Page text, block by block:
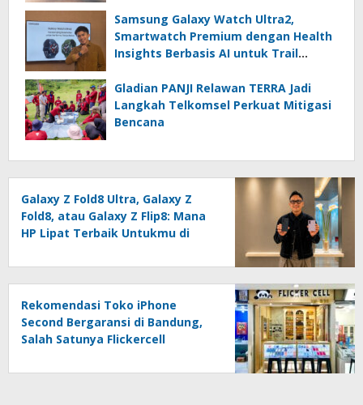
Samsung Galaxy Watch Ultra2,
Smartwatch Premium dengan Health
Insights Berbasis AI untuk Trail
Preventif
Gladian PANJI Relawan TERRA Jadi
Langkah Telkomsel Perkuat Mitigasi
Bencana
Galaxy Z Fold8 Ultra, Galaxy Z
Fold8, atau Galaxy Z Flip8: Mana
HP Lipat Terbaik Untukmu di
Rekomendasi Toko iPhone
Second Bergaransi di Bandung,
Salah Satunya Flickercell